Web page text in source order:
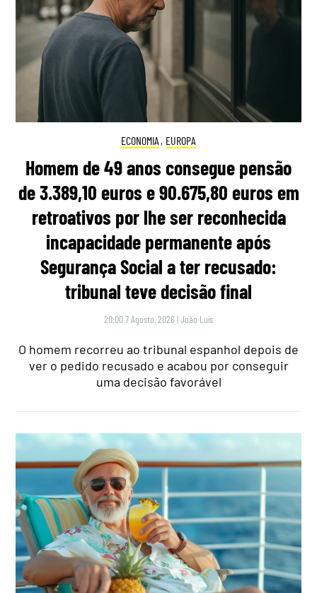
ECONOMIA , EUROPA
Homem de 49 anos consegue pensão
de 3.389,10 euros e 90.675,80 euros em
retroativos por lhe ser reconhecida
incapacidade permanente após
Segurança Social a ter recusado:
tribunal teve decisão final
20:00 7 Agosto, 2026 |João Luís
O homem recorreu ao tribunal espanhol depois de
ver o pedido recusado e acabou por conseguir
uma decisão favorável